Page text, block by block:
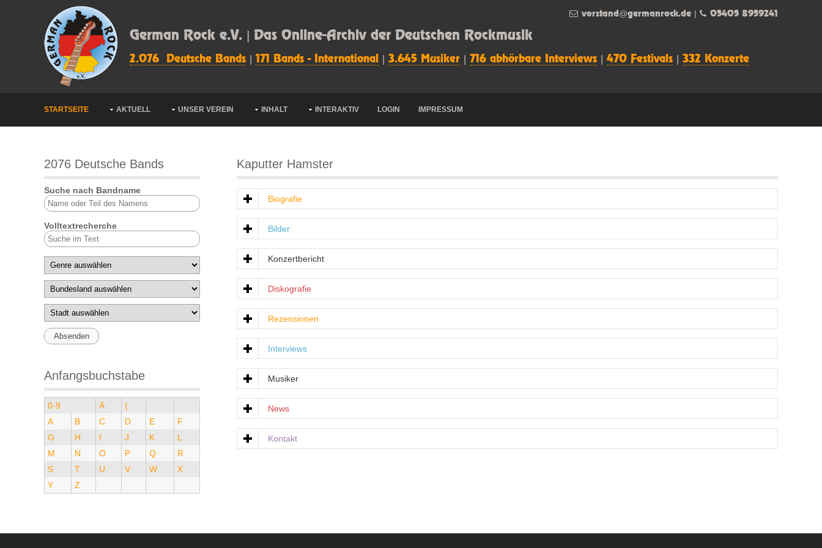
German Rock e.V. | Das Online-Archiv der Deutschen Rockmusik
2.076 Deutsche Bands 171 Bands - International 3.645 Musiker 716 abhörbare Interviews 470 Festivals 332 Konzerte
vorstand@germanrock.de 05405 8959241
STARTSEITE AKTUELL UNSER VEREIN INHALT INTERAKTIV LOGIN IMPRESSUM
2076 Deutsche Bands
Suche nach Bandname
Volltextrecherche
Anfangsbuchstabe
0-9 Ä
(
A
B C D E
F
G
H I J K
L
M
N O P Q
R
S
T U V W
X
Y
Z
Kaputter Hamster
Biografie
Bilder
Konzertbericht
Diskografie
Rezensionen
Interviews
Musiker
News
Kontakt